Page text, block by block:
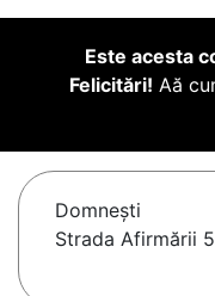
Este acesta
Felicitări! Aă
Domneşti
Strada Afirmării 5